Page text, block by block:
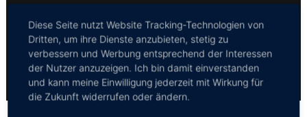
Diese Seite nutzt Website Tracking-Technologien von
Dritten, um ihre Dienste anzubieten, stetig zu
verbessern und Werbung entsprechend der Interessen
der Nutzer anzuzeigen. Ich bin damit einverstanden
und kann meine Einwilligung jederzeit mit Wirkung für
die Zukunft widerrufen oder ändern.